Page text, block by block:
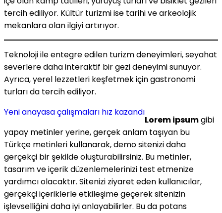
tercih ediliyor. Kültür turizmi ise tarihi ve arkeolojik
mekanlara olan ilgiyi artırıyor.
Teknoloji ile entegre edilen turizm deneyimleri, seyahat
severlere daha interaktif bir gezi deneyimi sunuyor.
Ayrıca, yerel lezzetleri keşfetmek için gastronomi
turları da tercih ediliyor.
Yeni anayasa çalışmaları hız kazandı
Lorem ipsumgibi
yapay metinler yerine, gerçek anlam taşıyan bu
Türkçe metinleri kullanarak, demo sitenizi daha
gerçekçi bir şekilde oluşturabilirsiniz. Bu metinler,
tasarım ve içerik düzenlemelerinizi test etmenize
yardımcı olacaktır. Sitenizi ziyaret eden kullanıcılar,
gerçekçi içeriklerle etkileşime geçerek sitenizin
işlevselliğini daha iyi anlayabilirler. Bu da potans